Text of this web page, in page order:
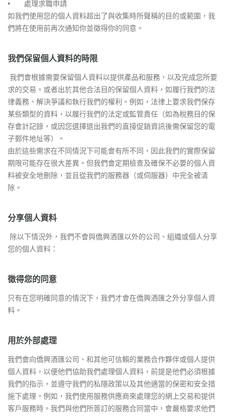
•
處理求職申請
如我們使用您的個人資料超出了與收集時所聲稱的目的或範圍，我
們將在使用前再次通知你並徵得你的同意。
我們保留個人資料的時限
我們會根據需要保留個人資料以提供產品和服務，以及完成您所要
求的交易。或者出於其他合法目的保留個人資料，如履行我們的法
律義務、解決爭議和執行我們的權利。例如，法律上要求我們保存
某些類型的資料，以履行我們的法定或監管責任（如為稅務目的保
存會計記錄，或因您選擇退出我們的直接促銷資訊後需保留您的電
子郵件地址等）。
由於這些需求在不同情況下可能會有所不同，因此我們的實際保留
期限可能存在很大差異。但我們會定期檢查及確保不必要的個人資
料被安全地刪除，並且從我們的服務器（或伺服器）中完全被清
除。
分享個人資料
除以下情況外，我們不會與僑興酒匯以外的公司、組織或個人分享
您的個人資料：
徵得您的同意
只有在您明確同意的情況下，我們才會在僑興酒匯之外分享個人資
料。
用於外部處理
我們會向僑興酒匯公司、和其他可信賴的業務合作夥伴或個人提供
個人資料，以便他們協助我們處理個人資料，前提是他們必須根據
我們的指示，並遵守我們的私隱政策以及其他適當的保密和安全措
施下處理。例如，我們使用服務供應商來處理您的網上交易和提供
客戶服務時。我們與他們所簽訂的服務合同當中，會嚴格要求他們